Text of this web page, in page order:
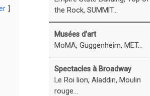
the Rock, SUMMIT...
Musées d'art
MoMA, Guggenheim, MET...
Spectacles à Broadway
Le Roi lion, Aladdin, Moulin
rouge...